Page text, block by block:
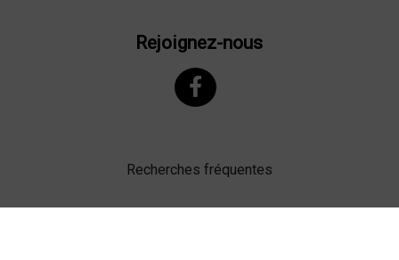
Rejoignez-nous
Recherches fréquentes